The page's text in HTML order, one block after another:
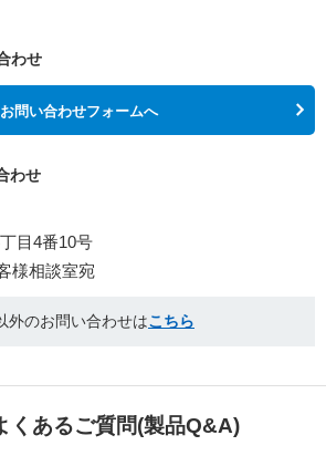
わせ
お問い合わせフォームへ
わせ
目4番10号
様相談室宛
外のお問い合わせはこちら
くあるご質問(製品Q&A)